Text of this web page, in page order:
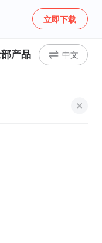
立即下载
产品 中文